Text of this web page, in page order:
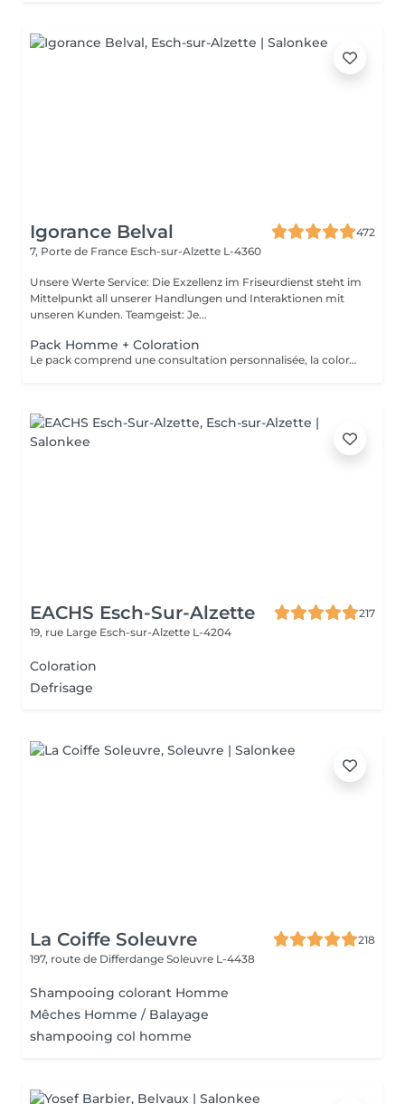
Igorance Belval
472
7, Porte de France Esch-sur-Alzette L-4360
Unsere Werte Service: Die Exzellenz im Friseurdienst steht im
Mittelpunkt all unserer Handlungen und Interaktionen mit
unseren Kunden. Teamgeist: Je...
Pack Homme + Coloration
Le pack comprend une consultation personnalisée, la coloration avec les produits LOREAL PROFESSIONNEL , shampooing et conditionneur spécifiques REDKEN , la coupe IGORANCE ( finitions sur cheveux secs) , les produits de styling REDKEN * Tarifs à titre indicatifs à confirmer après la consultation personnalisée établit auprès de votre coiffeur/stylist/spécialiste * La direction se réserve le droit d’apporter des modifications pour le bon fonctionnement du salon
EACHS Esch-Sur-Alzette
217
19, rue Large Esch-sur-Alzette L-4204
Coloration
Defrisage
La Coiffe Soleuvre
218
197, route de Differdange Soleuvre L-4438
Shampooing colorant Homme
Mêches Homme / Balayage
shampooing col homme